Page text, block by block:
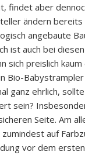
findet aber
ändern bereits
angebaute
ist auch bei
sich preislich
Bio-
ganz ehrlich,
sein?
Seite. Am
auf
vor dem